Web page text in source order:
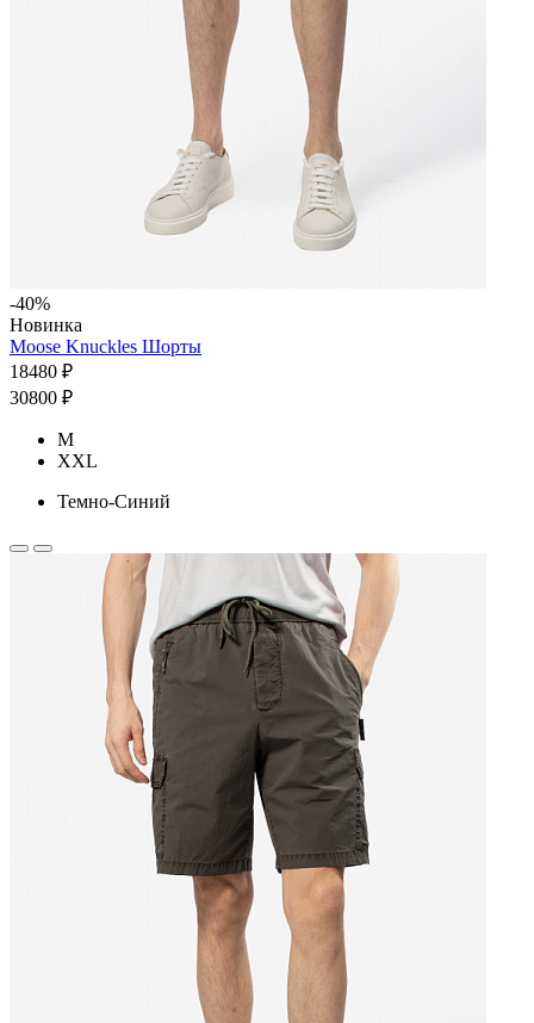
-40%
Новинка
Moose Knuckles Шорты
18480 ₽
30800 ₽
M
XXL
Темно-Синий